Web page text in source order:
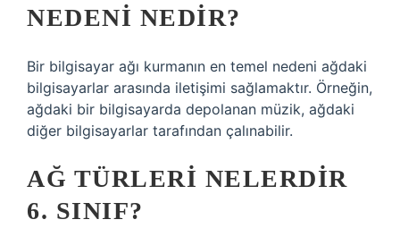
NEDENI NEDIR?
Bir bilgisayar ağı kurmanın en temel nedeni ağdaki
bilgisayarlar arasında iletişimi sağlamaktır. Örneğin,
ağdaki bir bilgisayarda depolanan müzik, ağdaki
diğer bilgisayarlar tarafından çalınabilir.
AĞ TÜRLERI NELERDIR
6. SINIF?